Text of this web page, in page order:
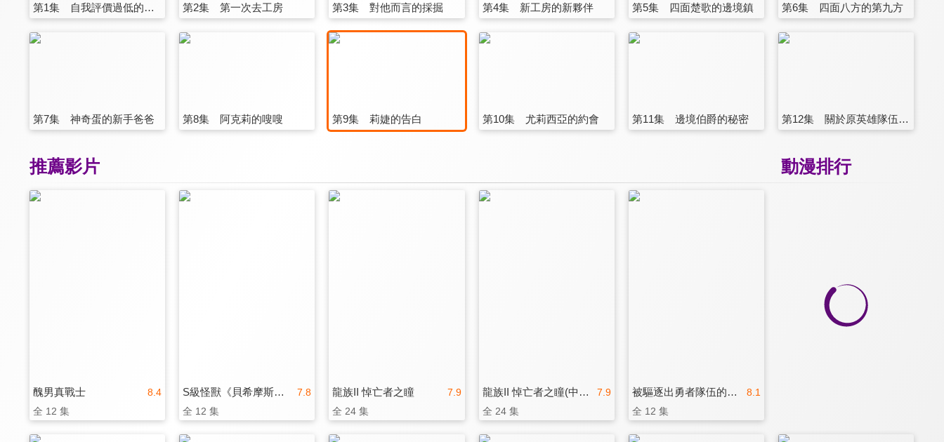
第1集 自我評價過低的打雜工其實身懷超常技能的常見故事 第2集 第一次去工房 第3集 對他而言的採掘 第4集 新工房的新夥伴 第5集 四面楚歌的邊境鎮 第6集 四面八方的第九方
第7集 神奇蛋的新手爸爸 第8集 阿克莉的嗖嗖 第9集 莉婕的告白 第10集 尤莉西亞的約會 第11集 邊境伯爵的秘密 第12集 關於原英雄隊伍的雜役人員,實際上除了戰鬥能力以外全是SSS的故事
動漫排行
推薦影片
8.4
醜男真戰士
全 12 集
7.8
S級怪獸《貝希摩斯》被誤認成小貓，成為精靈女孩的騎士（寵物）一起生活(無霧氣版)
全 12 集
7.9
龍族II 悼亡者之瞳
全 24 集
7.9
龍族II 悼亡者之瞳(中文版)
全 24 集
8.1
被驅逐出勇者隊伍的白魔導師，被S級冒險者撿到
全 12 集